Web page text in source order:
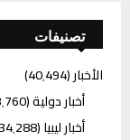
تصنيفات
الأخبار(40٬494)
أخبار دولية(3٬760)
أخبار ليبيا(34٬288)